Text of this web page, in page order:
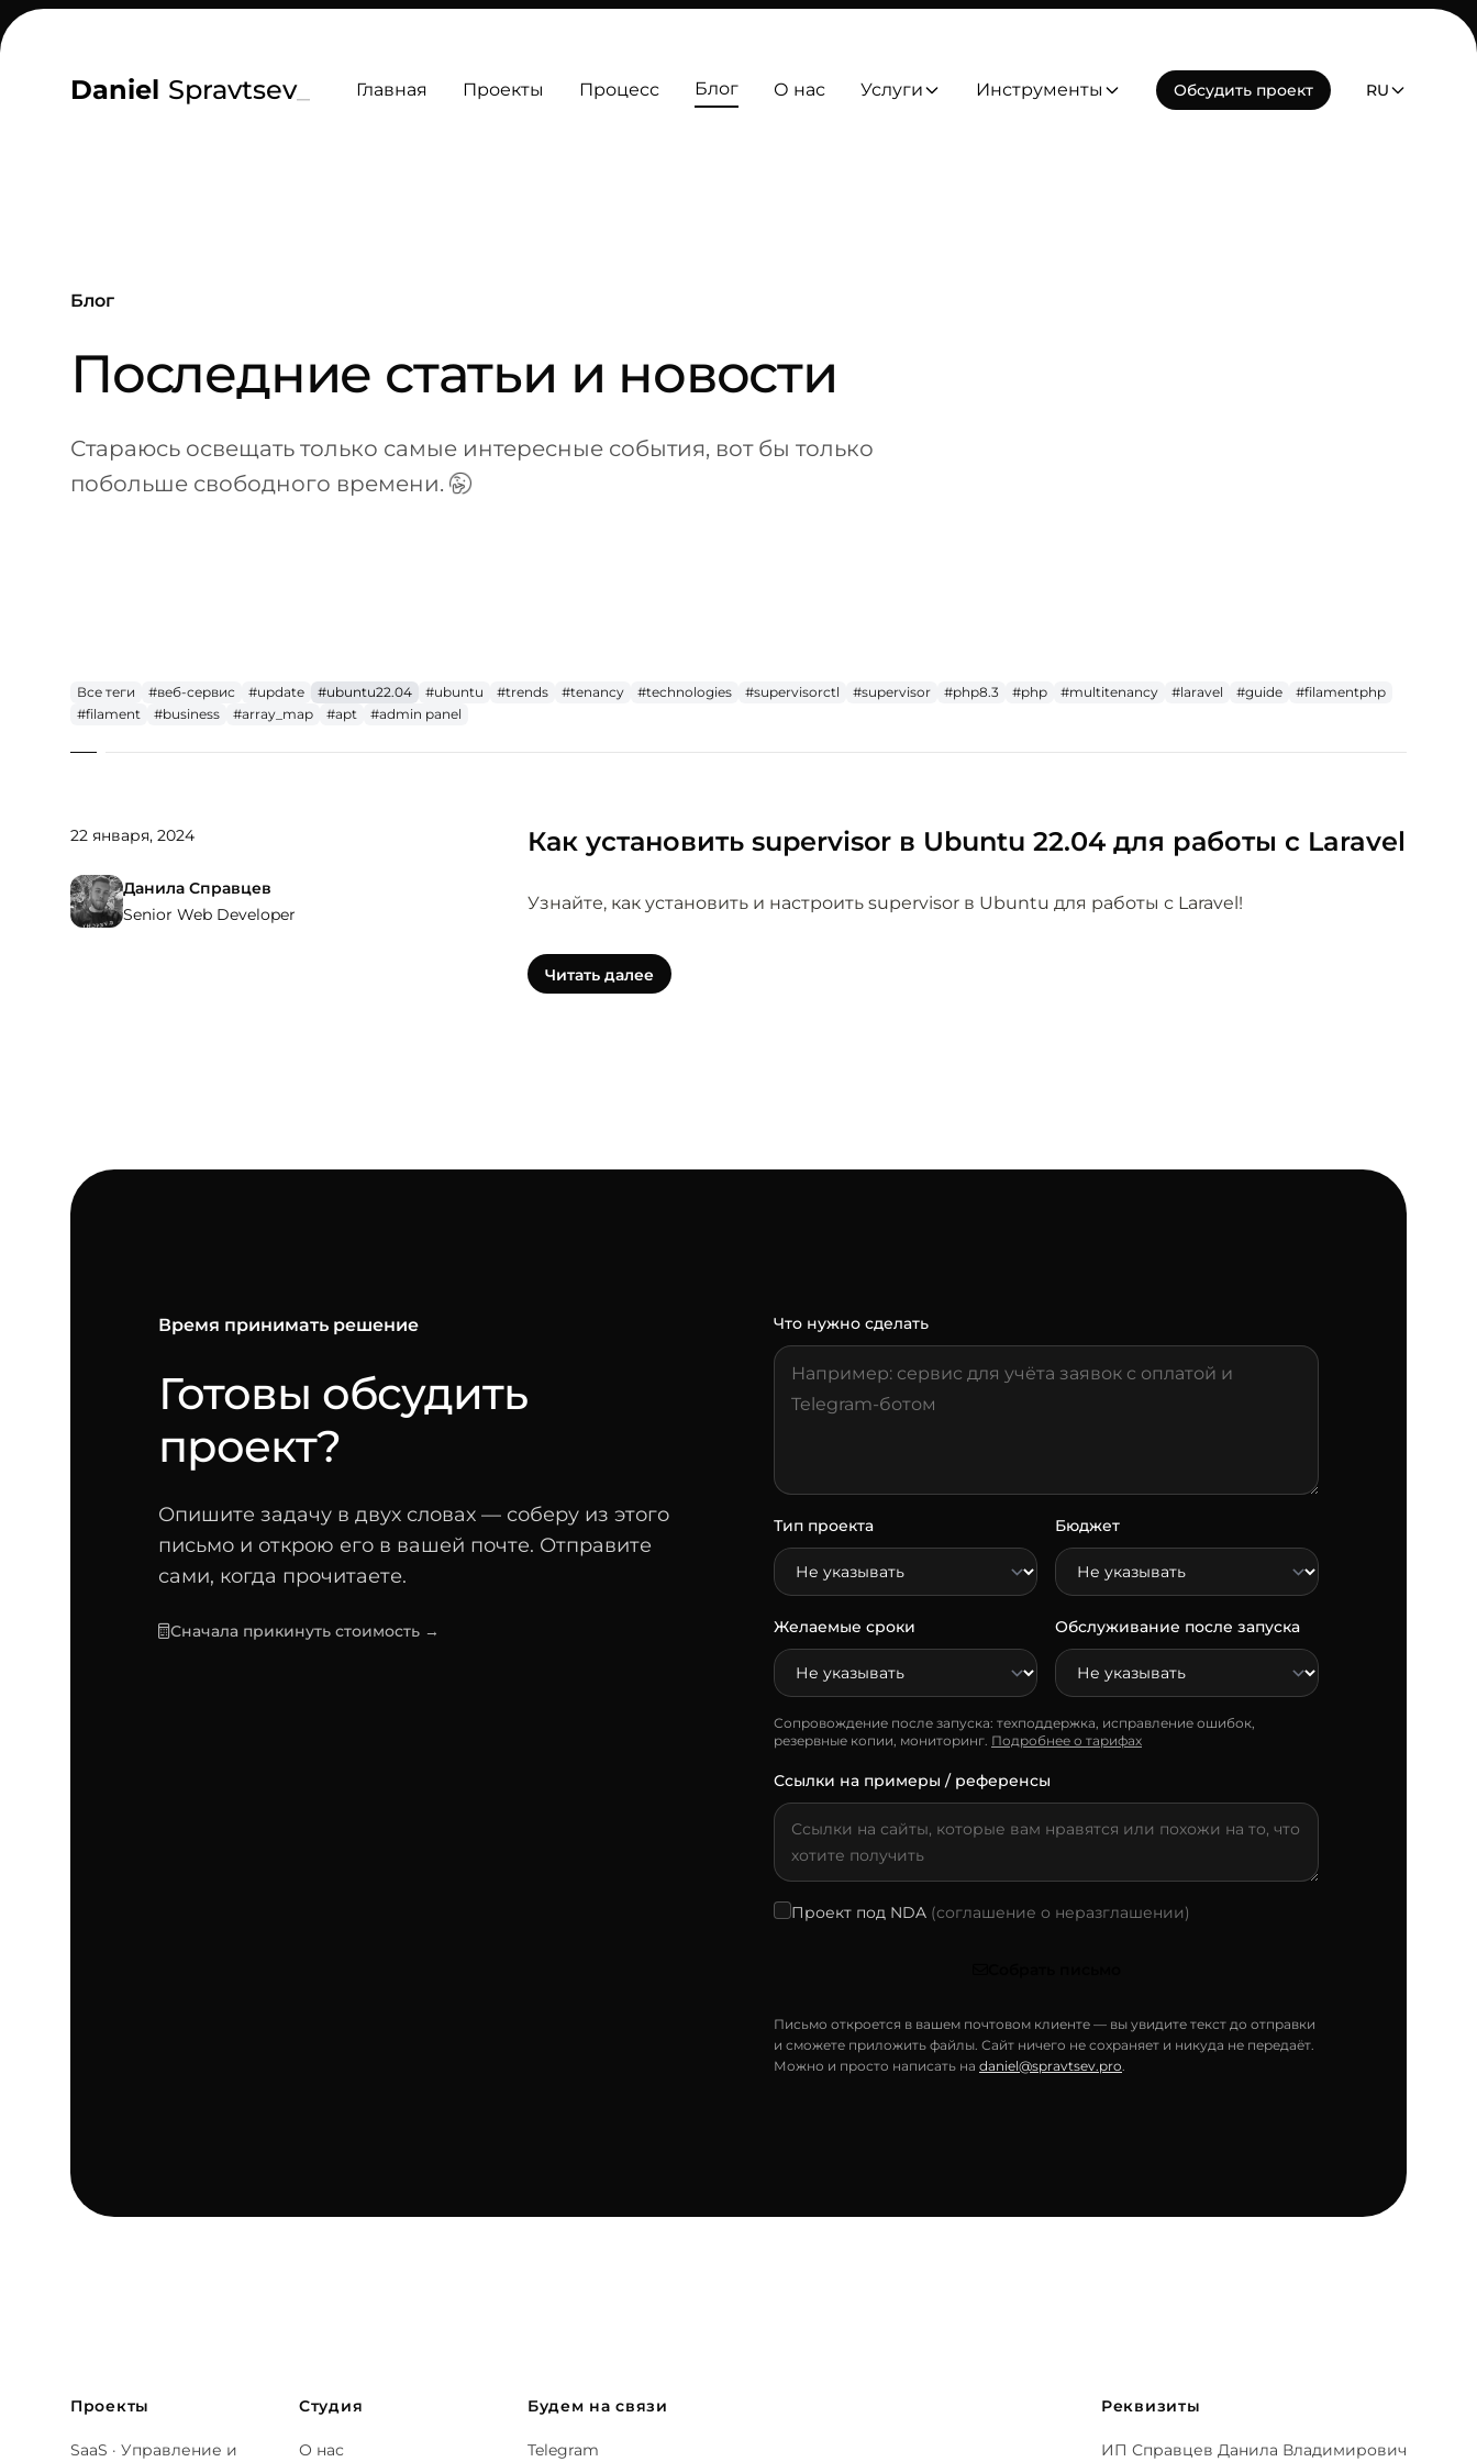
Daniel Spravtsev_ Главная Проекты Процесс Блог О нас Услуги Инструменты Обсудить проект RU
Блог
Последние статьи и новости
Стараюсь освещать только самые интересные события, вот бы только
побольше свободного времени.
Все теги #веб-сервис #update #ubuntu22.04 #ubuntu #trends #tenancy #technologies #supervisorctl #supervisor #php8.3 #php #multitenancy #laravel #guide
#filamentphp
#filament
#business #array_map #apt #admin panel
Как установить supervisor в Ubuntu 22.04 для работы с Laravel
Опубликовано
22 января, 2024
Данила Справцев
Senior Web Developer
Senior Web Developer
Узнайте, как установить и настроить supervisor в Ubuntu для работы с Laravel!
Читать далее
Время принимать решение
-Готовы обсудить
проект?
Опишите задачу в двух словах — соберу из этого
письмо и открою его в вашей почте. Отправите
сами, когда прочитаете.
Сначала прикинуть стоимость →
Что нужно сделать
Тип проекта Бюджет
Желаемые сроки Обслуживание после запуска
Сопровождение после запуска: техподдержка, исправление ошибок,
резервные копии, мониторинг. Подробнее о тарифах
Ссылки на примеры / референсы
Проект под NDA (соглашение о неразглашении)
Письмо откроется в вашем почтовом клиенте — вы увидите текст до отправки
и сможете приложить файлы. Сайт ничего не сохраняет и никуда не передаёт.
Можно и просто написать на daniel@spravtsev.pro.
Проекты
SaaS · Управление и
Студия
О нас
Будем на связи
Telegram
Реквизиты
ИП Справцев Данила Владимирович